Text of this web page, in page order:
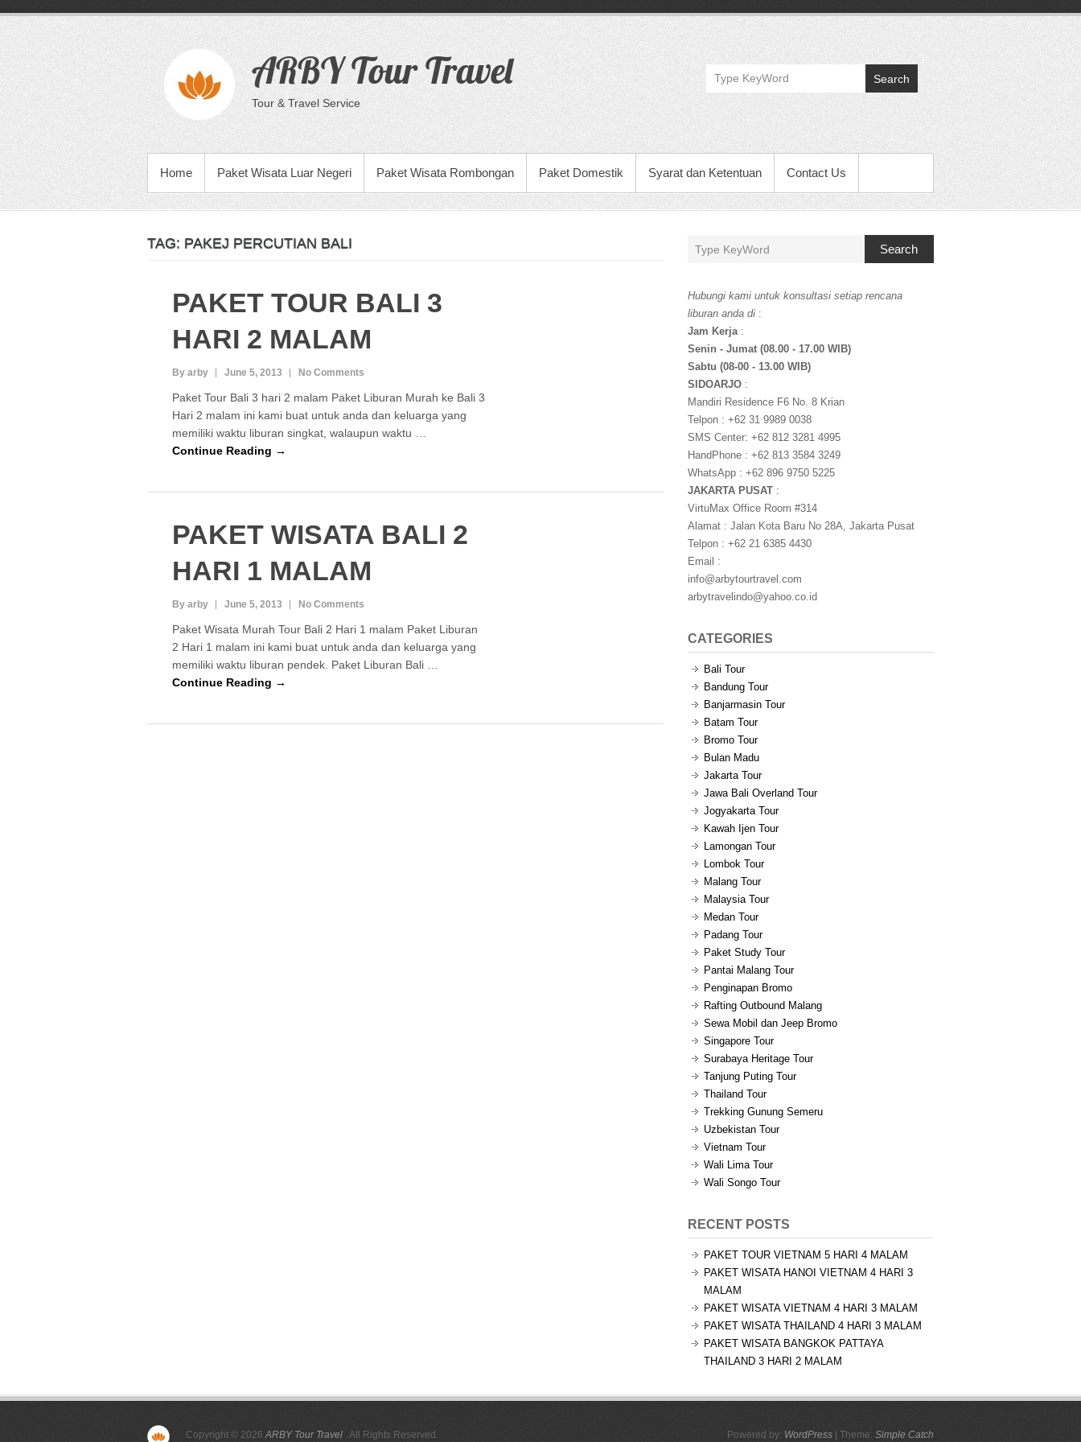
content
ARBY Tour Travel
Tour & Travel Service
Search
PRIMARY MENU
Home Paket Wisata Luar Negeri Paket Wisata Rombongan Paket Domestik Syarat dan Ketentuan Contact Us
TAG: PAKEJ PERCUTIAN BALI
PAKET TOUR BALI 3
HARI 2 MALAM
By arby June 5, 2013 No Comments
Paket Tour Bali 3 hari 2 malam Paket Liburan Murah ke Bali 3
Hari 2 malam ini kami buat untuk anda dan keluarga yang
memiliki waktu liburan singkat, walaupun waktu …
Continue Reading →
PAKET WISATA BALI 2
HARI 1 MALAM
By arby June 5, 2013 No Comments
Paket Wisata Murah Tour Bali 2 Hari 1 malam Paket Liburan
2 Hari 1 malam ini kami buat untuk anda dan keluarga yang
memiliki waktu liburan pendek. Paket Liburan Bali …
Continue Reading →
Search
Hubungi kami untuk konsultasi setiap rencana
liburan anda di :
Jam Kerja:
Senin - Jumat (08.00 - 17.00 WIB)
Sabtu (08-00 - 13.00 WIB)
SIDOARJO:
Mandiri Residence F6 No. 8 Krian
Telpon : +62 31 9989 0038
SMS Center: +62 812 3281 4995
HandPhone : +62 813 3584 3249
WhatsApp : +62 896 9750 5225
JAKARTA PUSAT :
VirtuMax Office Room #314
Alamat : Jalan Kota Baru No 28A, Jakarta Pusat
Telpon : +62 21 6385 4430
Email :
info@arbytourtravel.com
arbytravelindo@yahoo.co.id
CATEGORIES
Bali Tour
Bandung Tour
Banjarmasin Tour
Batam Tour
Bromo Tour
Bulan Madu
Jakarta Tour
Jawa Bali Overland Tour
Jogyakarta Tour
Kawah Ijen Tour
Lamongan Tour
Lombok Tour
Malang Tour
Malaysia Tour
Medan Tour
Padang Tour
Paket Study Tour
Pantai Malang Tour
Penginapan Bromo
Rafting Outbound Malang
Sewa Mobil dan Jeep Bromo
Singapore Tour
Surabaya Heritage Tour
Tanjung Puting Tour
Thailand Tour
Trekking Gunung Semeru
Uzbekistan Tour
Vietnam Tour
Wali Lima Tour
Wali Songo Tour
RECENT POSTS
PAKET TOUR VIETNAM 5 HARI 4 MALAM
PAKET WISATA HANOI VIETNAM 4 HARI 3
MALAM
PAKET WISATA VIETNAM 4 HARI 3 MALAM
PAKET WISATA THAILAND 4 HARI 3 MALAM
PAKET WISATA BANGKOK PATTAYA
THAILAND 3 HARI 2 MALAM
Copyright © 2026ARBY Tour Travel . All Rights Reserved. Powered by: WordPress | Theme: Simple Catch